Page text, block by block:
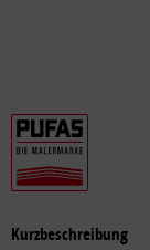
Kurzbeschreibung